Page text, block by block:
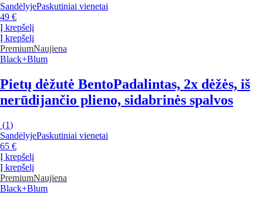
SandėlyjePaskutiniai vienetai
49 €
Į krepšelį
Į krepšelį
PremiumNaujiena
Black+Blum
Pietų dėžutė BentoPadalintas, 2x dėžės, iš
nerūdijančio plieno, sidabrinės spalvos
(1)
SandėlyjePaskutiniai vienetai
65 €
Į krepšelį
Į krepšelį
PremiumNaujiena
Black+Blum